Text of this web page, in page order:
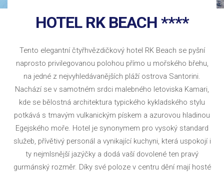
HOTEL RK BEACH ****
Tento elegantní čtyřhvězdičkový hotel RK Beach se pyšní
naprosto privilegovanou polohou přímo u mořského břehu,
na jedné z nejvyhledávanějších pláží ostrova Santorini.
Nachází se v samotném srdci malebného letoviska Kamari,
kde se bělostná architektura typického kykladského stylu
potkává s tmavým vulkanickým pískem a azurovou hladinou
Egejského moře. Hotel je synonymem pro vysoký standard
služeb, přívětivý personál a vynikající kuchyni, která uspokojí i
ty nejmlsnější jazýčky a dodá vaší dovolené ten pravý
gurmánský rozměr. Díky své poloze v centru dění mají hosté